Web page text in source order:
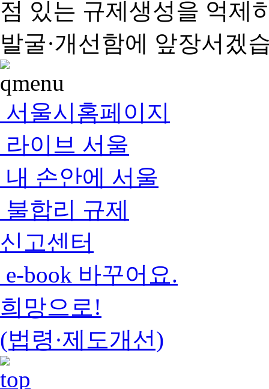
점 있는 규제생성을 억제
발굴·개선함에 앞장서겠
서울시홈페이지
라이브 서울
내 손안에 서울
불합리 규제
신고센터
e-book 바꾸어요.
희망으로!
(법령·제도개선)